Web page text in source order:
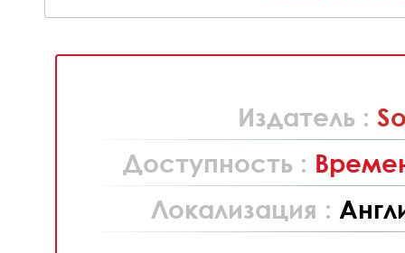
Издатель :
Доступность :
Локализация :